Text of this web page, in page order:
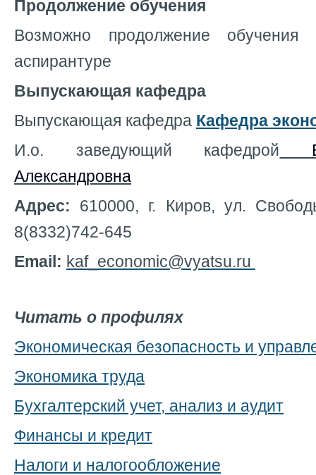
Продолжение обучения
Возможно продолжение
аспирантуре
Выпускающая кафедра
Выпускающая кафедра Кафедра
И.о. заведующий кафедрой
Александровна
Адрес: 610000, г. Киров, ул.
8(8332)742-645
Email: kaf_economic@vyatsu.ru
Читать о профилях
Экономическая безопасность и
Экономика труда
Бухгалтерский учет, анализ и аудит
Финансы и кредит
Налоги и налогообложение